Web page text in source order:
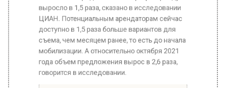
мобилизации. А относительно октября 2021
года объем предложения вырос в 2,6 раза,
говорится в исследовании.
В Москве резко вырос спрос на аренду
квартир без офлайн-просмотров